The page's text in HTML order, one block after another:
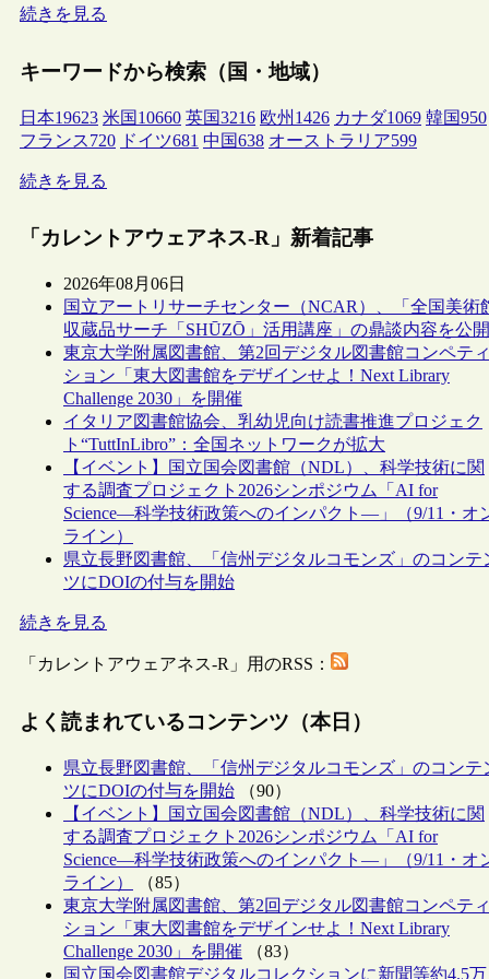
続きを見る
キーワードから検索（国・地域）
日本19623 米国 10660 英国3216 欧州 1426 カナダ1069 韓国950
フランス720 ドイツ681 中国638 オーストラリア599
続きを見る
「カレントアウェアネス-R」新着記事
2026年08月06日
国立アートリサーチセンター（NCAR）、「全国美術
収蔵品サーチ「SHŪZŌ」活用講座」の鼎談内容を公開
東京大学附属図書館、第2回デジタル図書館コンペティ
ション「東大図書館をデザインせよ！Next Library
Challenge 2030」を開催
イタリア図書館協会、乳幼児向け読書推進プロジェク
ト“TuttInLibro”：全国ネットワークが拡大
【イベント】国立国会図書館（NDL）、科学技術に関
する調査プロジェクト2026シンポジウム「AI for
Science―科学技術政策へのインパクト―」（9/11・オ
ライン）
県立長野図書館、「信州デジタルコモンズ」のコンテ
ツにDOIの付与を開始
続きを見る
「カレントアウェアネス-R」用のRSS：
よく読まれているコンテンツ（本日）
県立長野図書館、「信州デジタルコモンズ」のコンテ
ツにDOIの付与を開始 （90）
【イベント】国立国会図書館（NDL）、科学技術に関
する調査プロジェクト2026シンポジウム「AI for
Science―科学技術政策へのインパクト―」（9/11・オ
ライン）
（85）
東京大学附属図書館、第2回デジタル図書館コンペティ
ション「東大図書館をデザインせよ！Next Library
Challenge 2030」を開催 （83）
国立国会図書館デジタルコレクションに新聞等約4.5万